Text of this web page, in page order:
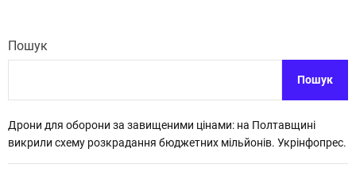
Пошук
Пошук
Дрони для оборони за завищеними цінами: на Полтавщині
викрили схему розкрадання бюджетних мільйонів. Укрінфопрес.